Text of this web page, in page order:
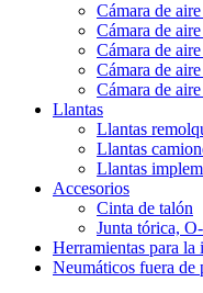
Cámara de
Cámara de
Cámara de
Cámara de
Cámara de
Llantas
Llantas
Llantas
Llantas
Accesorios
Cinta de talón
Junta tórica,
Herramientas para la
Neumáticos fuera de